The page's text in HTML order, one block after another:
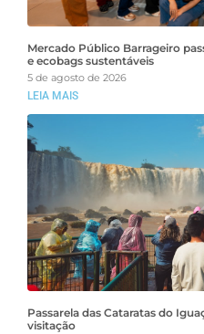
Mercado Público Barrageiro
e ecobags sustentáveis
5 de agosto de 2026
LEIA MAIS
Passarela das Cataratas do
visitação